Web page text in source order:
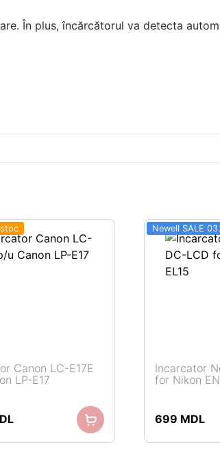
În plus, încărcătorul va detecta
Canon LC-E17E
LP-E17
Newell SALE
Incarcator
for Nikon
699 MDL